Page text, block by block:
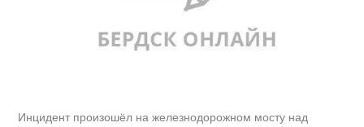
Инцидент произошёл на железнодорожном мосту над